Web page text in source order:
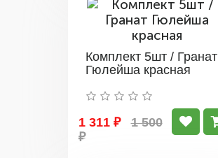
Комплект 5шт / Гранат
Гюлейша красная
1 311 ₽
1 500
₽